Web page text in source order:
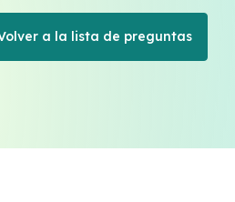
a la lista de preguntas